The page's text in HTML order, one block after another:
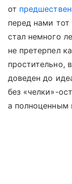
от
перед нами
стал немного
не претерпел
простительно,
доведен до
без «челки»-
а полноценным